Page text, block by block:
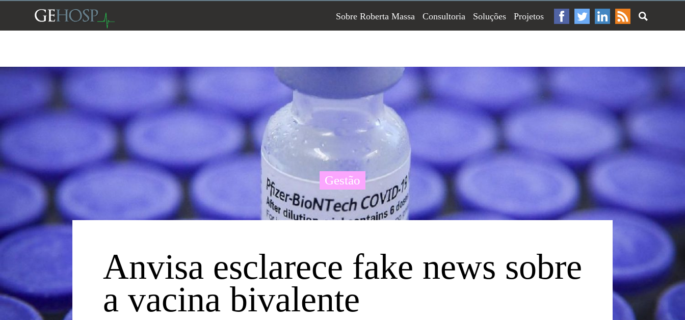
Sobre Roberta Massa Consultoria Soluções Projetos
Gestão
Anvisa esclarece fake news sobre
a vacina bivalente